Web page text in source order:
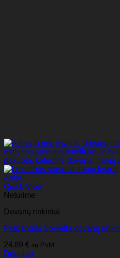
Quick View
Neturime
Dovanų rinkiniai
Prabangus Sorvella dovanų
24,89 € su PVM
Daugiau